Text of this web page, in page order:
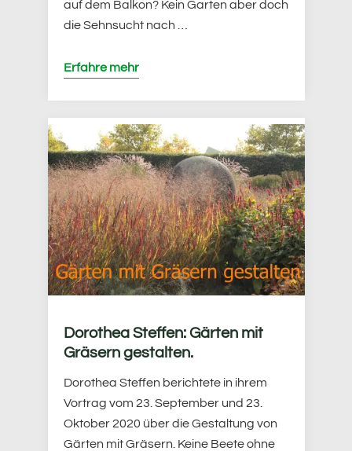
auf dem Balkon? Kein Garten aber doch
die Sehnsucht nach …
Erfahre mehr
Dorothea Steffen: Gärten mit
Gräsern gestalten.
Dorothea Steffen berichtete in ihrem
Vortrag vom 23. September und 23.
Oktober 2020 über die Gestaltung von
Gärten mit Gräsern. Keine Beete ohne